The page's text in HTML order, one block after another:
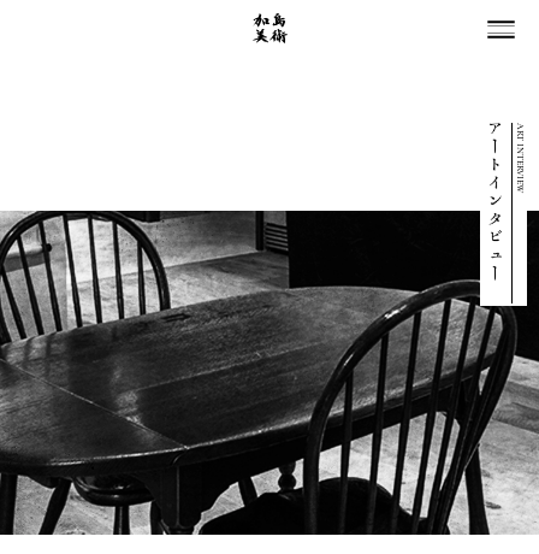
ART INTERVIEW